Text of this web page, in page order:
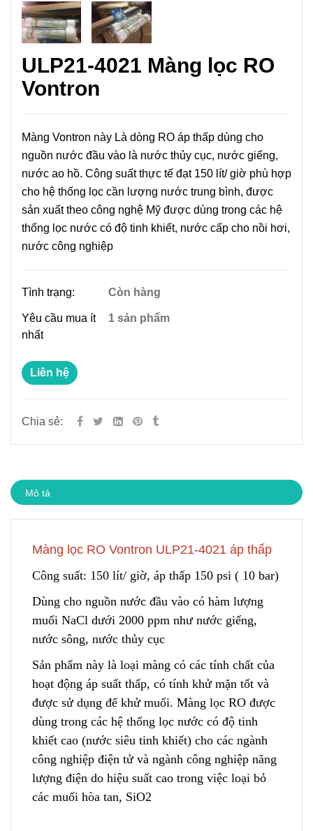
ULP21-4021 Màng lọc RO
Vontron
Màng Vontron này Là dòng RO áp thấp dùng cho
nguồn nước đầu vào là nước thủy cục, nước giếng,
nước ao hồ. Công suất thực tế đạt 150 lít/ giờ phù hợp
cho hệ thống lọc cần lượng nước trung bình, được
sản xuất theo công nghệ Mỹ được dùng trong các hệ
thống lọc nước có độ tinh khiết, nước cấp cho nồi hơi,
nước công nghiệp
Tình trạng: Còn hàng
Yêu cầu mua ít
nhất
1 sản phẩm
Liên hệ
Chia sẻ:
Mô tả
Màng lọc RO Vontron ULP21-4021 áp thấp
Công suất: 150 lít/ giờ, áp thấp 150 psi ( 10 bar)
Dùng cho nguồn nước đầu vào có hàm lượng
muối NaCl dưới 2000 ppm như nước giếng,
nước sông, nước thủy cục
Sản phẩm này là loại màng có các tính chất của
hoạt động áp suất thấp, có tính khử mặn tốt và
được sử dụng để khử muối. Màng lọc RO được
dùng trong các hệ thống lọc nước có độ tinh
khiết cao (nước siêu tinh khiết) cho các ngành
công nghiệp điện tử và ngành công nghiệp năng
lượng điện do hiệu suất cao trong việc loại bỏ
các muối hòa tan, SiO2